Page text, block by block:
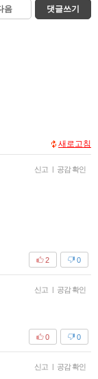
음 댓글쓰기
새로고침
신고 | 공감 확인
0
2
신고 | 공감 확인
0
0
신고 | 공감 확인